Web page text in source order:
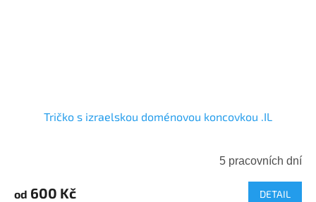
Tričko s izraelskou doménovou koncovkou .IL
produktu
5 pracovních dní
od 600 Kč DETAIL